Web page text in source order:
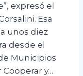
expresó el
Esa
unos diez
desde el
Municipios
y…